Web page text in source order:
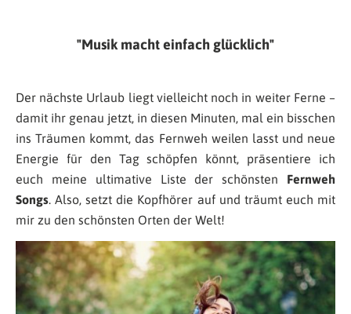
Musik macht einfach glücklich
Der nächste Urlaub liegt vielleicht noch in weiter Ferne –
damit ihr genau jetzt, in diesen Minuten, mal ein bisschen
ins Träumen kommt, das Fernweh weilen lasst und neue
Energie für den Tag schöpfen könnt, präsentiere ich
euch meine ultimative Liste der schönsten Fernweh
Songs. Also, setzt die Kopfhörer auf und träumt euch mit
mir zu den schönsten Orten der Welt!